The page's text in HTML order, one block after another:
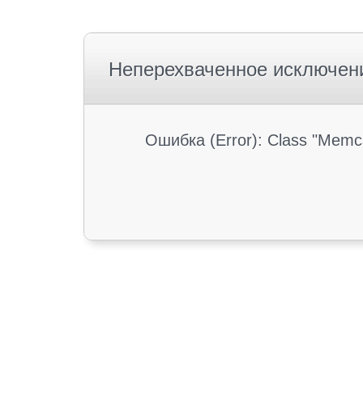
Неперехваченное
Ошибка (Error): Class